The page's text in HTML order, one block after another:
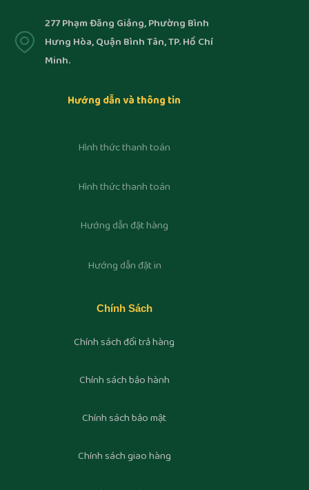
277 Phạm Đăng Giảng, Phường Bình
Hưng Hòa, Quận Bình Tân, TP. Hồ Chí
Minh.
Hướng dẫn và thông tin
Hình thức thanh toán
Hình thức thanh toán
Hướng dẫn đặt hàng
Hướng dẫn đặt in
Chính Sách
Chính sách đổi trả hàng
Chính sách bảo hành
Chính sách bảo mật
Chính sách giao hàng